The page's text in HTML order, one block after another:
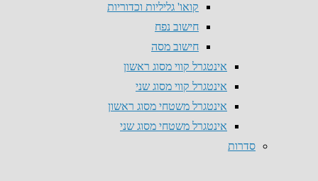
קואו' גליליות וכדוריות
חישוב נפח
חישוב מסה
אינטגרל קווי מסוג ראשון
אינטגרל קווי מסוג שני
אינטגרל משטחי מסוג ראשון
אינטגרל משטחי מסוג שני
סדרות